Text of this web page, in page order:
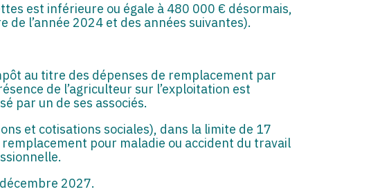
est inférieure ou égale à 480 000 € désormais,
de l’année 2024 et des années suivantes).
au titre des dépenses de remplacement par
de l’agriculteur sur l’exploitation est
par un de ses associés.
et cotisations sociales), dans la limite de 17
pour maladie ou accident du travail
2027.